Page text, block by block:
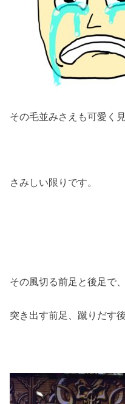
その毛並みさえも可愛く
さみしい限りです。
その風切る前足と後足で、
突き出す前足、蹴りだす後